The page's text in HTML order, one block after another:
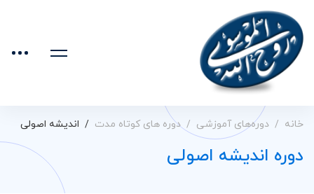
خانه دوره‌های آموزشی دوره های کوتاه مدت اندیشه اصولی
دوره اندیشه اصولی